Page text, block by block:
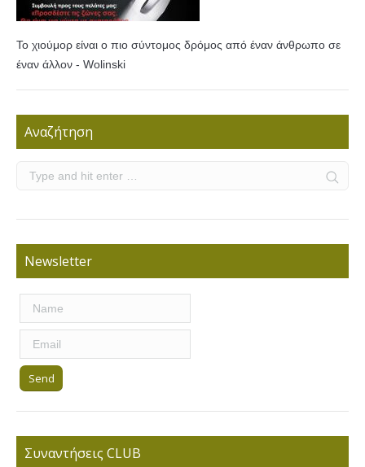
Το χιούμορ είναι ο πιο σύντομος δρόμος από έναν άνθρωπο σε
έναν άλλον - Wolinski
Αναζήτηση
Newsletter
Συναντήσεις CLUB